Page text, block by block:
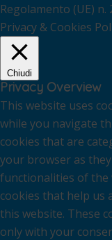
Regolamento (UE) n.
Privacy & Cookies
Chiudi
Privacy Overview
This website uses
while you navigate
cookies that are
your browser as
functionalities of the
cookies that help us
this website. These
only with your